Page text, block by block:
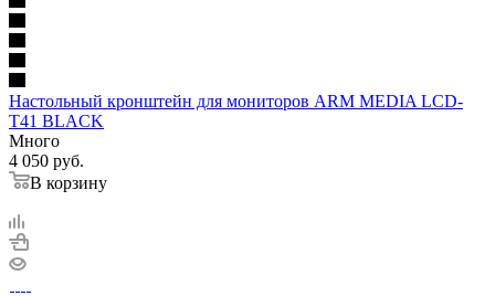
Настольный кронштейн для мониторов ARM MEDIA LCD-
T41 BLACK
Много
4 050 руб.
В корзину